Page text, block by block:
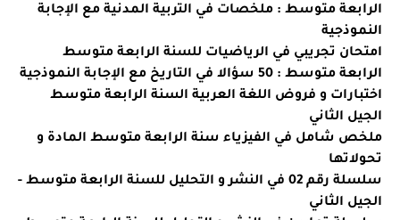
الرابعة متوسط : ملخصات في التربية المدنية مع الإجابة
النموذجية
امتحان تجريبي في الرياضيات للسنة الرابعة متوسط
الرابعة متوسط : 50 سؤالا في التاريخ مع الإجابة النموذجية
اختبارات و فروض اللغة العربية السنة الرابعة متوسط
الجيل الثاني
ملخص شامل في الفيزياء سنة الرابعة متوسط المادة و
تحولاتها
سلسلة رقم 02 في النشر و التحليل للسنة الرابعة متوسط -
الجيل الثاني